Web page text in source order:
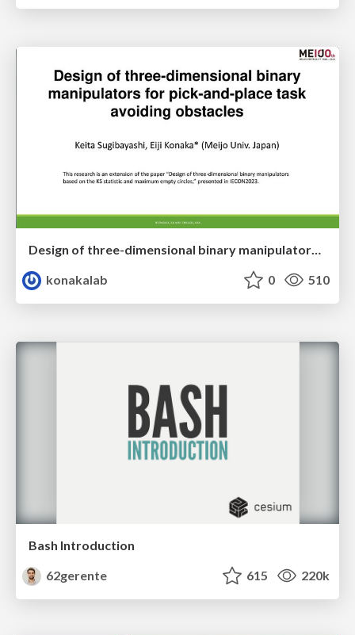
Design of three-dimensional binary manipulators for pick-and-place task avoiding obstacles (IECON2024)
konakalab
0 510
Bash Introduction
62gerente
615 220k